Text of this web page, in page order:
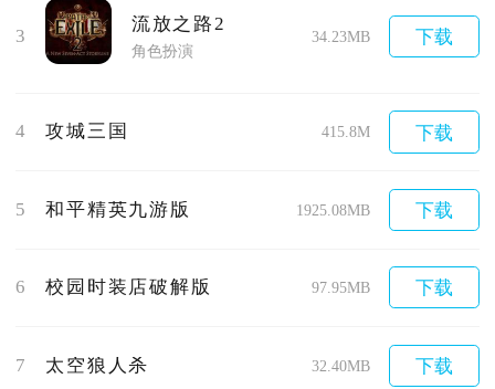
3
流放之路2
角色扮演
34.23MB 下载
4 攻城三国 415.8M 下载
5 和平精英九游版 1925.08MB 下载
6 校园时装店破解版 97.95MB 下载
7 太空狼人杀 32.40MB 下载